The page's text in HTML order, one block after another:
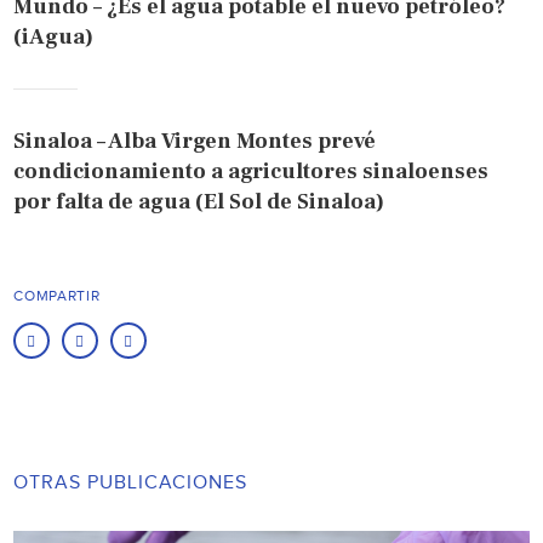
Mundo – ¿Es el agua potable el nuevo petróleo?
(iAgua)
Sinaloa – Alba Virgen Montes prevé
condicionamiento a agricultores sinaloenses
por falta de agua (El Sol de Sinaloa)
COMPARTIR
OTRAS PUBLICACIONES